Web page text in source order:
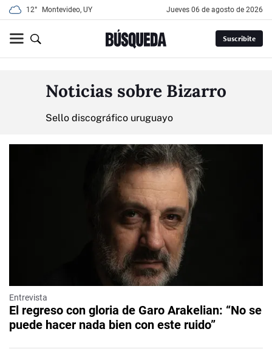
12° Montevideo, UY jueves 06 de agosto de 2026
Suscribite
Noticias sobre Bizarro
Sello discográfico uruguayo
Entrevista
El regreso con gloria de Garo Arakelian: “No se
puede hacer nada bien con este ruido”